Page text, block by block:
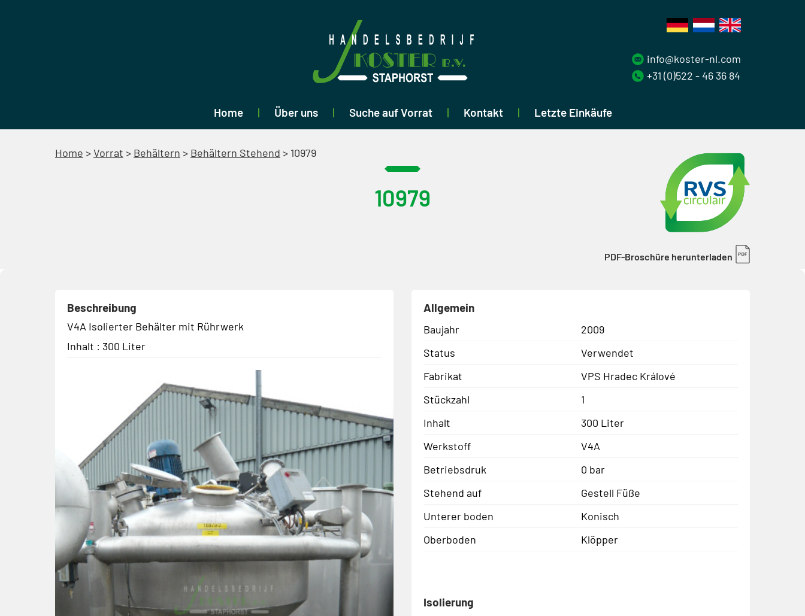
Home Über uns Suche auf Vorrat Kontakt Letzte Einkäufe
info@koster-nl.com
+31 (0)522 - 46 36 84
Home >Vorrat > Behältern > Behältern Stehend > 10979
10979
PDF-Broschüre herunterladen
Beschreibung
V4A Isolierter Behälter mit Rührwerk
Inhalt : 300 Liter
Allgemein
Baujahr
2009
Status
Verwendet
Fabrikat
VPS Hradec Králové
Stückzahl
1
Inhalt
300 Liter
Werkstoff
V4A
Betriebsdruk
0 bar
Stehend auf
Gestell Füße
Unterer boden
Konisch
Oberboden
Klöpper
Isolierung